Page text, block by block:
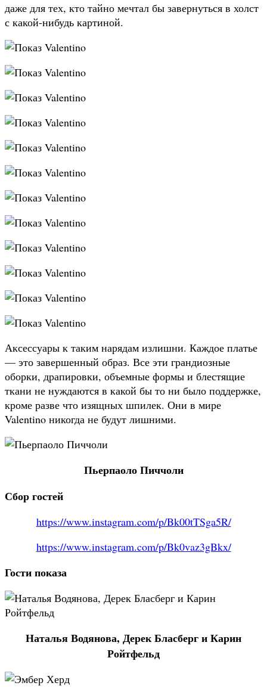
даже для тех, кто тайно мечтал бы завернуться в холст
с какой-нибудь картиной.
Аксессуары к таким нарядам излишни. Каждое платье
— это завершенный образ. Все эти грандиозные
оборки, драпировки, объемные формы и блестящие
ткани не нуждаются в какой бы то ни было поддержке,
кроме разве что изящных шпилек. Они в мире
Valentino никогда не будут лишними.
Пьерпаоло Пиччоли
Сбор гостей
https://www.instagram.com/p/Bk00tTSga5R/
https://www.instagram.com/p/Bk0vaz3gBkx/
Гости показа
Наталья Водянова, Дерек Бласберг и Карин
Ройтфельд